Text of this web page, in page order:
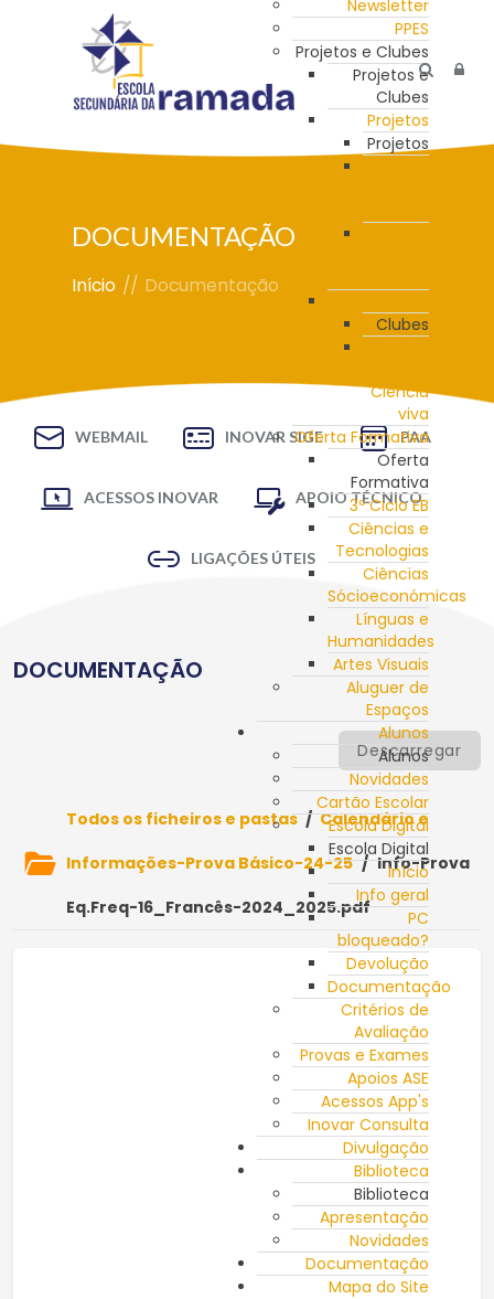
Newsletter
PPES
Projetos e Clubes
Projetos e
Clubes
Projetos
Projetos
Clubes
Ciência
viva
Oferta Formativa
Oferta
Formativa
3º Ciclo EB
Ciências e
Tecnologias
Ciências
Sócioeconómicas
Línguas e
Humanidades
Artes Visuais
Aluguer de
Espaços
Alunos
Alunos
Novidades
Cartão Escolar
Escola Digital
Escola Digital
Início
Info geral
PC
bloqueado?
Devolução
Documentação
Critérios de
Avaliação
Provas e Exames
Apoios ASE
Acessos App's
Inovar Consulta
Divulgação
Biblioteca
Biblioteca
Apresentação
Novidades
Documentação
Mapa do Site
DOCUMENTAÇÃO
Início // Documentação
WEBMAIL INOVAR SIGE PAA
ACESSOS INOVAR APOIO TÉCNICO
LIGAÇÕES ÚTEIS
DOCUMENTAÇÃO
Descarregar
Todos os ficheiros e pastas / Calendário e
Informações-Prova Básico-24-25 / Info-Prova
Eq.Freq-16_Francês-2024_2025.pdf